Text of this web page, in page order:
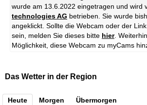
wurde am 13.6.2022 eingetragen und wird
technologies AG betrieben. Sie wurde
angeklickt. Sollte die Webcam oder der
sein, melden Sie dieses bitte hier.
Möglichkeit, diese Webcam zu myCams
Das Wetter in der Region
Heute Morgen Übermorgen